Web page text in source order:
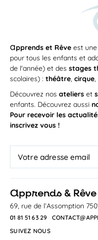
apprends et Rêve est
pour tous les enfants et
de l'année) et des stages
scolaires) : théâtre, cirque,
Découvrez nos ateliers et
enfants. Découvrez aussi
Pour recevoir les
inscrivez vous !
apprends & Rêve
69, rue de l’Assomption
01 81 51 63 29
SUIVEZ NOUS